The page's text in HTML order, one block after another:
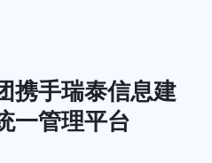
携手瑞泰信息建
一管理平台